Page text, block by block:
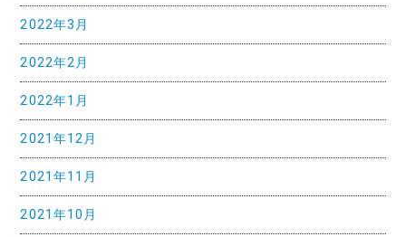
2022年3月
2022年2月
2022年1月
2021年12月
2021年11月
2021年10月